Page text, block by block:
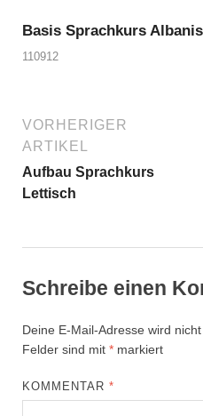
Basis Sprachkurs
110912
VORHERIGER
ARTIKEL
Aufbau Sprachkurs
Lettisch
Schreibe einen
Deine E-Mail-Adresse wird
Felder sind mit * markiert
KOMMENTAR*